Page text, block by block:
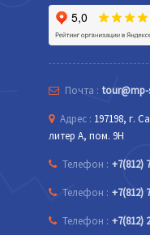
Почта : tour@mp-
Адрес : 197198, г.
литер А, пом. 9Н
Телефон : +7(812)
Телефон : +7(812)
Телефон : +7(812)